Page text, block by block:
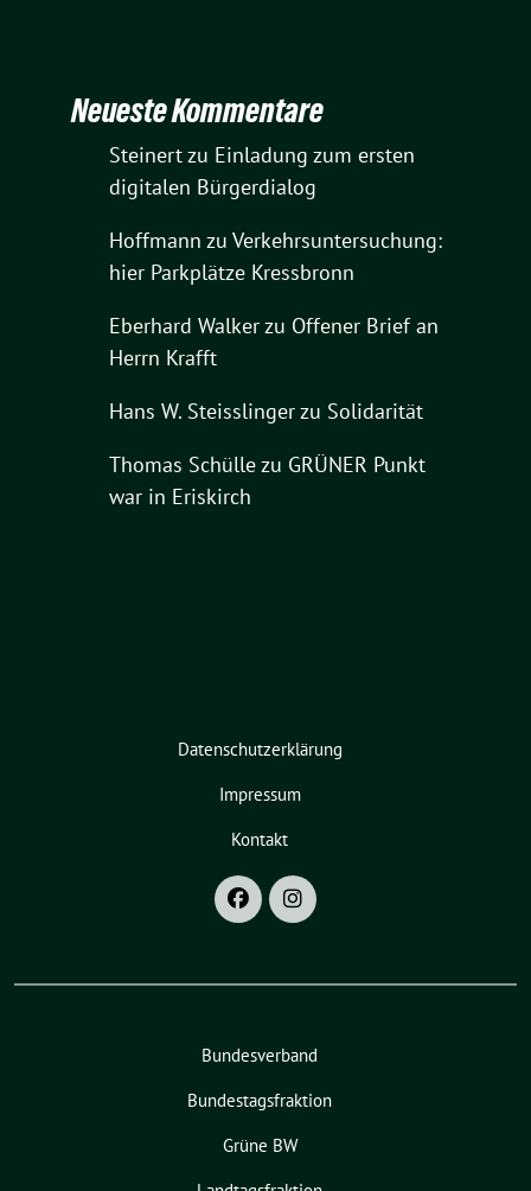
Neueste Kommentare
Steinertzu Einladung zum ersten
digitalen Bürgerdialog
Hoffmann zu Verkehrsuntersuchung:
hier Parkplätze Kressbronn
Eberhard Walkerzu Offener Brief an
Herrn Krafft
Hans W. Steisslingerzu Solidarität
Thomas Schüllezu GRÜNER Punkt
war in Eriskirch
Datenschutzerklärung
Impressum
Kontakt
Bundesverband
Bundestagsfraktion
Grüne BW